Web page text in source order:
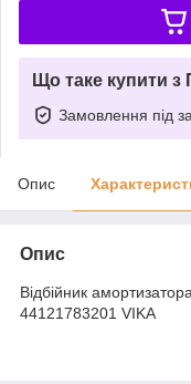
Що таке купити з
Замовлення під
Опис
Опис
Відбійник
44121783201 VIKA